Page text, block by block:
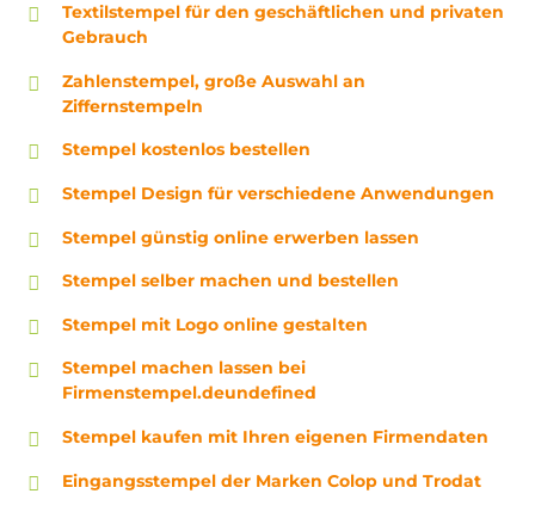
Textilstempel für den geschäftlichen und privaten
Gebrauch
Zahlenstempel, große Auswahl an
Ziffernstempeln
Stempel kostenlos bestellen
Stempel Design für verschiedene Anwendungen
Stempel günstig online erwerben lassen
Stempel selber machen und bestellen
Stempel mit Logo online gestalten
Stempel machen lassen bei
Firmenstempel.deundefined
Stempel kaufen mit Ihren eigenen Firmendaten
Eingangsstempel der Marken Colop und Trodat